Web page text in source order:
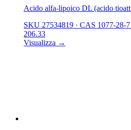
Acido alfa-lipoico DL (acido
SKU 27534819 · CAS 1077-28-7
206.33
Visualizza →